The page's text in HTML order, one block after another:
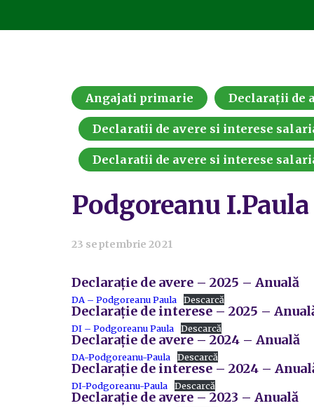
Angajati primarie Declarații de
Declaratii de avere si interese
Declaratii de avere si interese
Podgoreanu I.Paula
23 septembrie 2021
Declarație de avere – 2025 – Anuală
DA – Podgoreanu Paula Descarcă
Declarație de interese – 2025 –
DI – Podgoreanu Paula Descarcă
Declarație de avere – 2024 – Anuală
DA-Podgoreanu-Paula Descarcă
Declarație de interese – 2024 –
DI-Podgoreanu-Paula Descarcă
Declarație de avere – 2023 – Anuală